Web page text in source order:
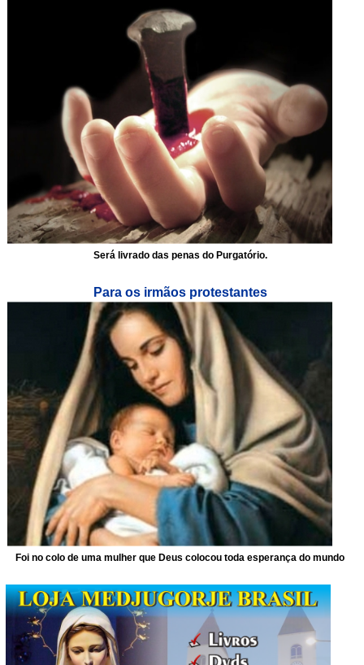
Será livrado das penas do Purgatório.
Para os irmãos protestantes
Foi no colo de uma mulher que Deus colocou toda esperança do mundo